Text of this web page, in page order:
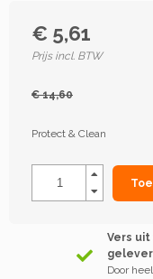
€ 5,61
Prijs incl. BTW
€ 14,60
Protect & Clean
Vers uit
Door